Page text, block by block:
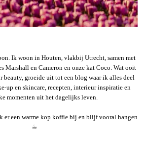
Ik woon in Houten, vlakbij Utrecht, samen met
Marshall en Cameron en onze kat Coco. Wat ooit
beauty, groeide uit tot een blog waar ik alles deel
up en skincare, recepten, interieur inspiratie en
momenten uit het dagelijks leven.
er een warme kop koffie bij en blijf vooral hangen
☕︎